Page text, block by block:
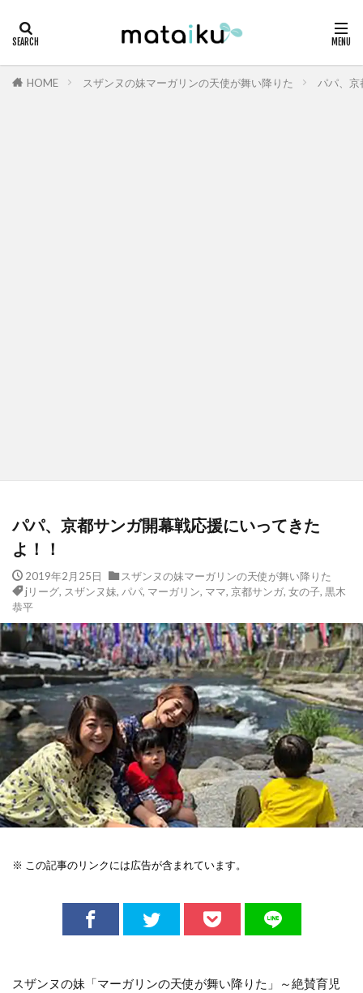
HOME スザンヌの妹マーガリンの天使が舞い降りた パパ、
パパ、京都サンガ開幕戦︎応援にいってきた
よ！！
2019年2月25日
スザンヌの妹マーガリンの天使が舞い降りた
jリーグ, スザンヌ妹, パパ, マーガリン, ママ, 京都サンガ, 女の子, 黒木
恭平
※ この記事のリンクには広告が含まれています。
スザンヌの妹「マーガリンの天使が舞い降りた」～絶賛育児